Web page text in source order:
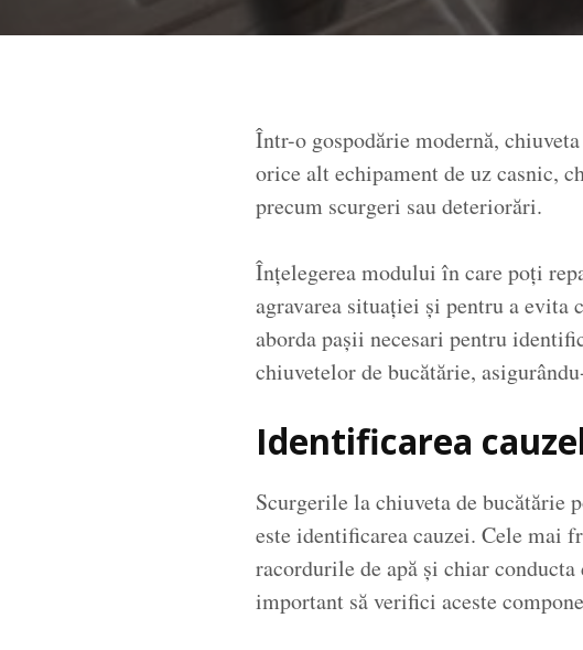
Într-o gospodărie modernă,
orice alt echipament de uz casnic,
precum scurgeri sau deteriorări.
Înțelegerea modului în care poți
agravarea situației și pentru a
aborda pașii necesari pentru
chiuvetelor de bucătărie,
Identificarea
Scurgerile la chiuveta de bucătărie
este identificarea cauzei. Cele mai
racordurile de apă și chiar conducta
important să verifici aceste